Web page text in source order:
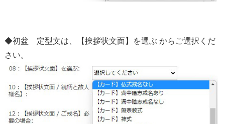
◆初盆 定型文は、【挨拶状文面】を選ぶ からご選択くだ
さい。